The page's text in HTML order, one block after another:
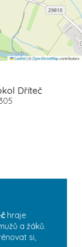
Leaflet|©OpenStreetMapcontributors
Dříteč
hraje
a žáků.
si,